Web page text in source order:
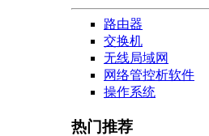
路由器
交换机
无线局域网
网络管控析软件
操作系统
热门推荐